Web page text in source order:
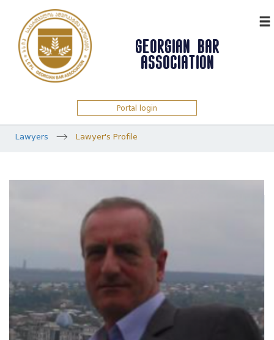
GEORGIAN BAR
ASSOCIATION
Portal login
Lawyers Lawyer's Profile